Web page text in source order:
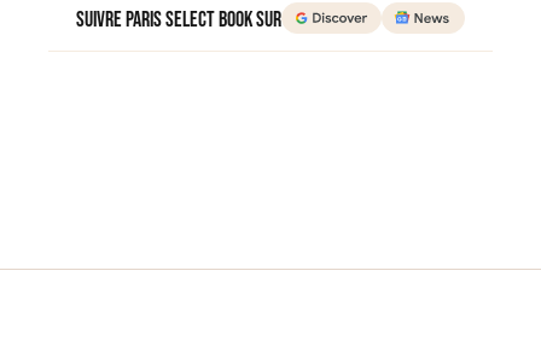
Suivre Paris Select Book sur